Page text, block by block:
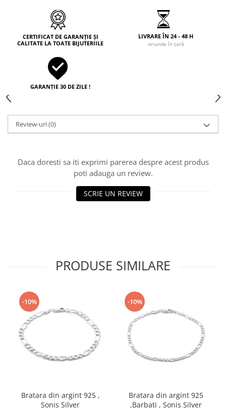
CERTIFICAT DE GARANȚIE ȘI
CALITATE LA TOATE BIJUTERIILE
LIVRARE ÎN 24 - 48 H
oriunde în țară
GARANȚIE 30 DE ZILE !
Review-uri(0)
Daca doresti sa iti exprimi parerea despre acest produs
poti adauga un review.
SCRIE UN REVIEW
PRODUSE SIMILARE
-10%
Bratara din argint 925 ,
Sonis Silver
-10%
Bratara din argint 925
,Barbati , Sonis Silver